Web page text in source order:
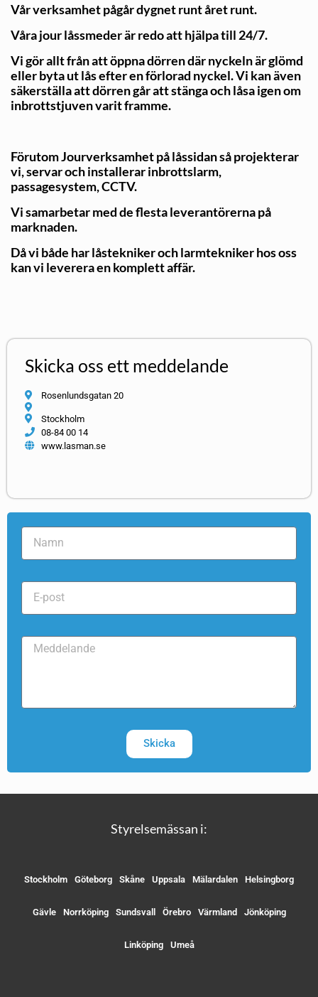
Vår verksamhet pågår dygnet runt året runt.
Våra jour låssmeder är redo att hjälpa till 24/7.
Vi gör allt från att öppna dörren där nyckeln är glömd
eller byta ut lås efter en förlorad nyckel. Vi kan även
säkerställa att dörren går att stänga och låsa igen om
inbrottstjuven varit framme.
Förutom Jourverksamhet på låssidan så projekterar
vi, servar och installerar inbrottslarm,
passagesystem, CCTV.
Vi samarbetar med de flesta leverantörerna på
marknaden.
Då vi både har låstekniker och larmtekniker hos oss
kan vi leverera en komplett affär.
Skicka oss ett meddelande
Rosenlundsgatan 20
Stockholm
08-84 00 14
www.lasman.se
Skicka
Styrelsemässan i:
Stockholm Göteborg Skåne Uppsala Mälardalen Helsingborg
Gävle Norrköping Sundsvall Örebro Värmland Jönköping
Linköping Umeå